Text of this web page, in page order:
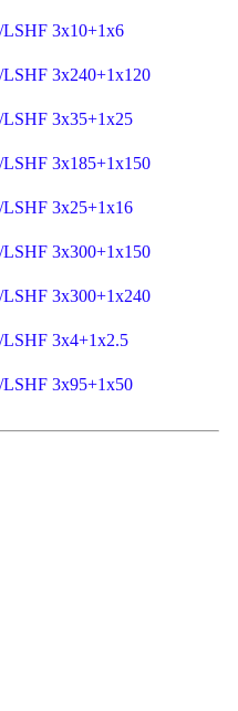
3x10+1x6
3x240+1x120
3x35+1x25
3x185+1x150
3x25+1x16
3x300+1x150
3x300+1x240
3x4+1x2.5
3x95+1x50